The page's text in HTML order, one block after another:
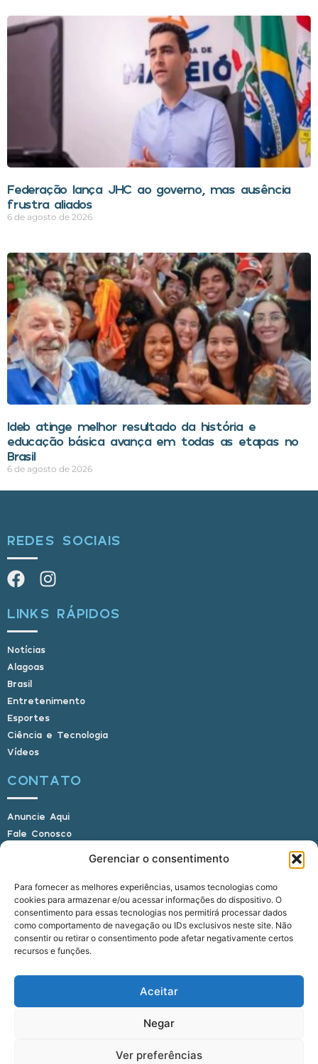
Gerenciar o consentimento
Para fornecer as melhores experiências, usamos tecnologias como
cookies para armazenar e/ou acessar informações do dispositivo. O
consentimento para essas tecnologias nos permitirá processar dados
como comportamento de navegação ou IDs exclusivos neste site. Não
consentir ou retirar o consentimento pode afetar negativamente certos
recursos e funções.
Aceitar
Negar
Ver preferências
Federação lança JHC ao governo, mas ausência
frustra aliados
6 de agosto de 2026
Ideb atinge melhor resultado da história e
educação básica avança em todas as etapas no
Brasil
6 de agosto de 2026
REDES SOCIAIS
LINKS RÁPIDOS
Notícias
Alagoas
Brasil
Entretenimento
Esportes
Ciência e Tecnologia
Vídeos
CONTATO
Anuncie Aqui
Fale Conosco
E-mail: alagoasbrasilnoticias@gmail.com
Telefone: (82) 9 9691-0391 (Whatsapp)
Responsável Técnico: Crysthyan Carlos
Rua do Sau - Centro - Anadia - AL - CEP:
© 2022 - 2026 Alagoas Brasil Notícias. Todos os
direitos reservados.
fiveagência